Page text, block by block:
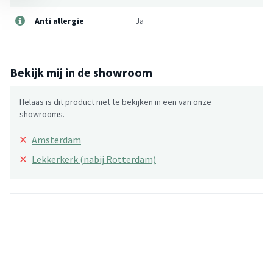
Anti allergie Ja
Bekijk mij in de showroom
Helaas is dit product niet te bekijken in een van onze
showrooms.
× Amsterdam
× Lekkerkerk (nabij Rotterdam)